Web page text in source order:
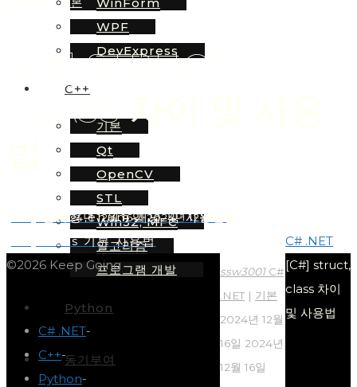
WPF
DevExpress
C++
기본
Qt
OpenCV
STL
Win32, MFC
알고리즘
프로그램 개발
Python
동기부여
[C#] STRUCT,
CLASS 차이 및 사용
2024년 12월 16일2024년 12월 16일
Home
C# .NET
[C#] struct,
class 차이
및 사용법
[C#] 열거형 enum 개념 및 사용법
[C#] class 기본 사용법
ssw3001 C#
.NET | 기본
2024년 12월
16일 2024년
12월 16일
©2026 Keep Going
C# .NET-
C++-
Python-